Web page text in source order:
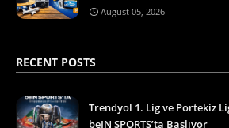
August 05, 2026
RECENT POSTS
Trendyol 1. Lig ve Portekiz
beIN SPORTS’ta Başlıyor